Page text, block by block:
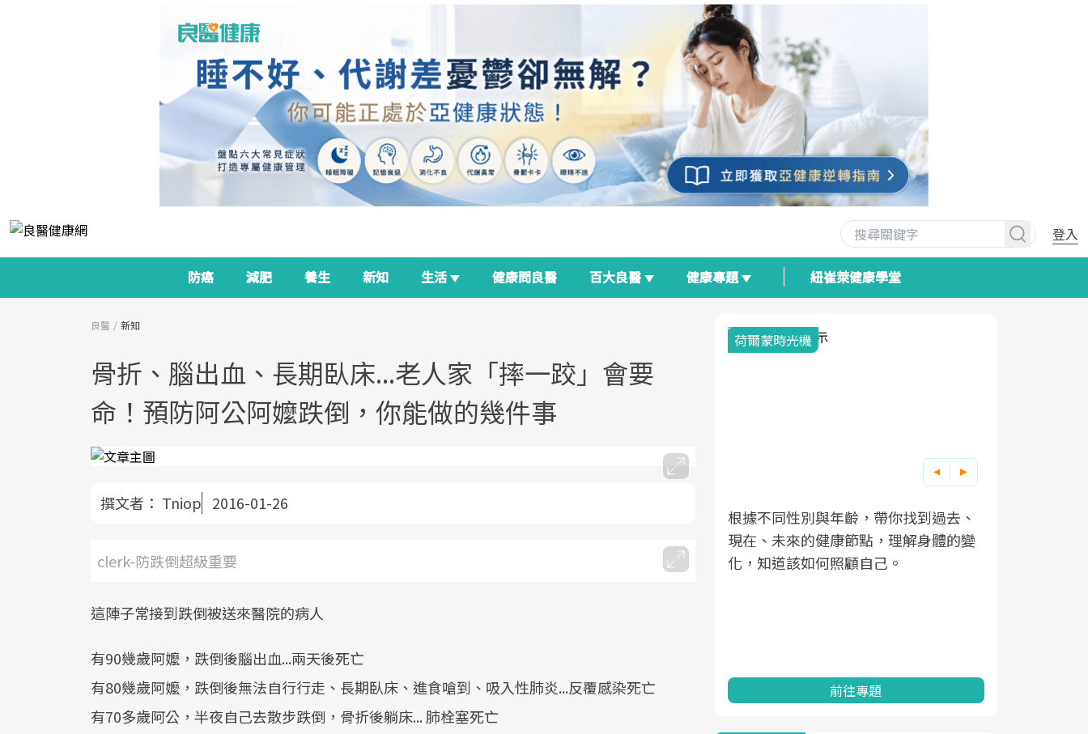
登入
防癌 減肥 養生 新知 生活 健康問良醫 百大良醫 健康專題 紐崔萊健康學堂
良醫 新知
骨折、腦出血、長期臥床...老人家「摔一跤」會要
命！預防阿公阿嬤跌倒，你能做的幾件事
撰文者： Tniop 2016-01-26
clerk-防跌倒超級重要
這陣子常接到跌倒被送來醫院的病人
有90幾歲阿嬤，跌倒後腦出血...兩天後死亡
有80幾歲阿嬤，跌倒後無法自行行走、長期臥床、進食嗆到、吸入性肺炎...反覆感染死亡
有70多歲阿公，半夜自己去散步跌倒，骨折後躺床... 肺栓塞死亡
政策如「健康台灣推動委員會」與「長
前往專題
前往專題
建立對亞健康的認知，進而引導實際的
前往專題
荷爾蒙時光機
根據不同性別與年齡，帶你找到過去、
現在、未來的健康節點，理解身體的變
化，知道該如何照顧自己。
前往專題